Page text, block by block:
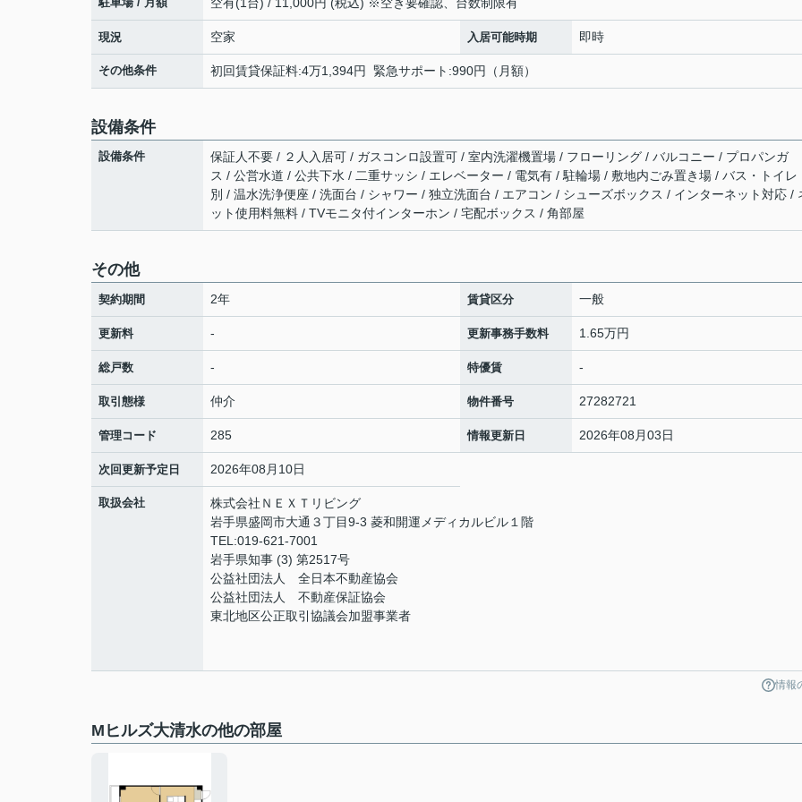
現況 空家 入居可能時期 即時
その他条件 初回賃貸保証料:4万1,394円 緊急サポート:990円（月額）
設備条件
設備条件
保証人不要 / ２人入居可 / ガスコンロ設置可 / 室内洗濯機置場 / フローリング / バルコニー / プロパンガ
ス / 公営水道 / 公共下水 / 二重サッシ / エレベーター / 電気有 / 駐輪場 / 敷地内ごみ置き場 / バス・トイレ
別 / 温水洗浄便座 / 洗面台 / シャワー / 独立洗面台 / エアコン / シューズボックス / インターネット対応 /
ット使用料無料 / TVモニタ付インターホン / 宅配ボックス / 角部屋
その他
契約期間 2年 賃貸区分 一般
更新料 - 更新事務手数料 1.65万円
総戸数 - 特優賃 -
取引態様 仲介 物件番号 27282721
管理コード 285 情報更新日 2026年08月03日
次回更新予定日 2026年08月10日
取扱会社
株式会社ＮＥＸＴリビング
岩手県盛岡市大通３丁目9-3 菱和開運メディカルビル１階
TEL:019-621-7001
岩手県知事 (3) 第2517号
公益社団法人 全日本不動産協会
公益社団法人 不動産保証協会
東北地区公正取引協議会加盟事業者
情報
Mヒルズ大清水の他の部屋